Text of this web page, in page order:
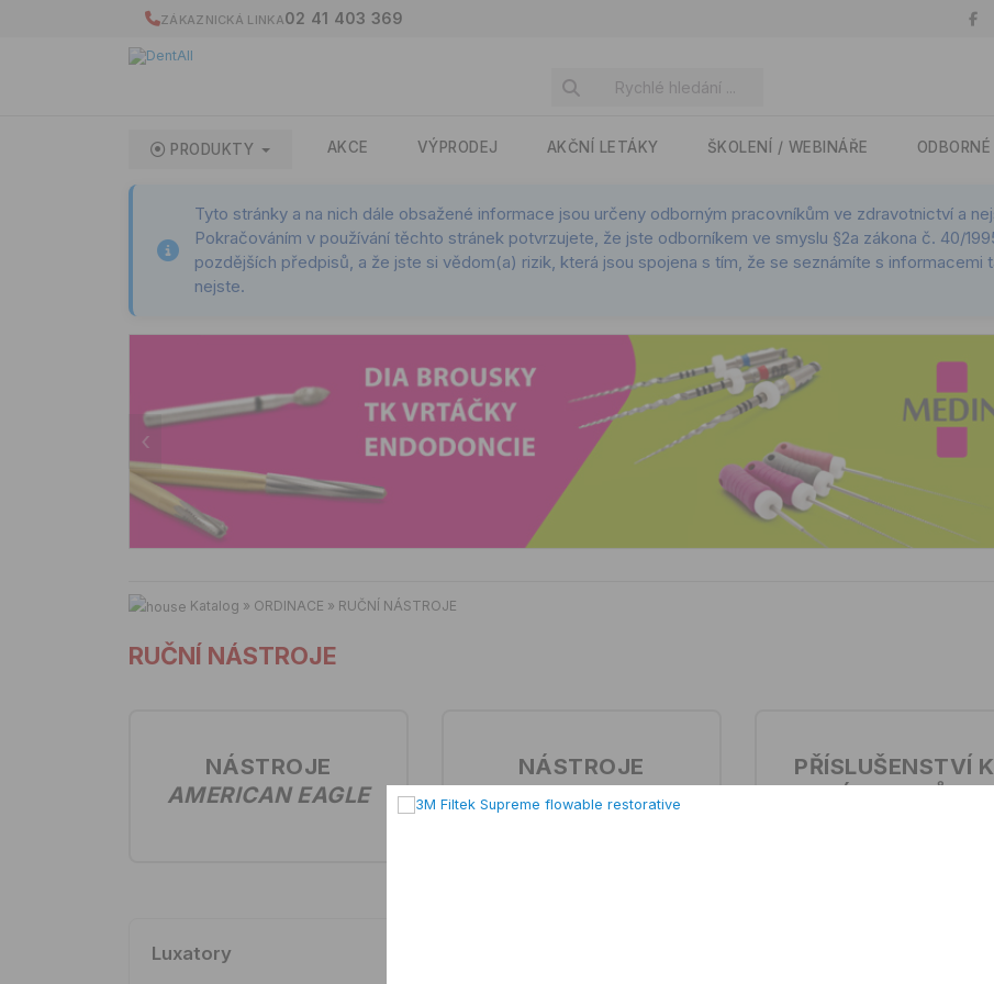
ZÁKAZNICKÁ LINKA02 41 403 369
PRODUKTY AKCE VÝPRODEJ AKČNÍ LETÁKY ŠKOLENÍ / WEBINÁŘE
Tyto stránky a na nich dále obsažené informace jsou určeny odborným pracovníkům ve zdravotnictví a
Pokračováním v používání těchto stránek potvrzujete, že jste odborníkem ve smyslu §2a zákona č. 40/
pozdějších předpisů, a že jste si vědom(a) rizik, která jsou spojena s tím, že se seznámíte s
nejste.
‹
Katalog » ORDINACE » RUČNÍ NÁSTROJE
RUČNÍ NÁSTROJE
NÁSTROJE
AMERICAN EAGLE
NÁSTROJE
DEPPELER
PŘÍSLUŠENSTVÍ K
Luxatory